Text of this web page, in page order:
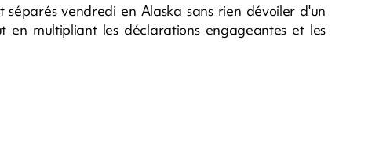
vendredi en Alaska sans rien dévoiler d'un
multipliant les déclarations engageantes et les